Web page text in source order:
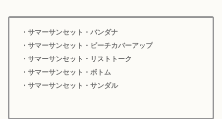
・サマーサンセット・バンダナ
・サマーサンセット・ビーチカバーアップ
・サマーサンセット・リストトーク
・サマーサンセット・ボトム
・サマーサンセット・サンダル